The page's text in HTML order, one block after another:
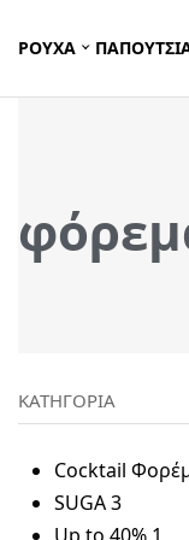
ΡΟΥΧΑ
ΚΑΤΗΓΟΡΙΑ
Cocktail
SUGA3